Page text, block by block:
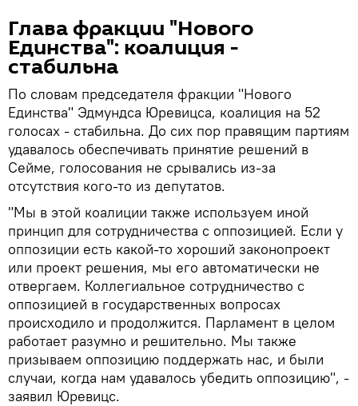
Глава фракции "Нового
Единства": коалиция -
стабильна
По словам председателя фракции "Нового
Единства" Эдмундса Юревицса, коалиция на 52
голосах - стабильна. До сих пор правящим партиям
удавалось обеспечивать принятие решений в
Сейме, голосования не срывались из-за
отсутствия кого-то из депутатов.
"Мы в этой коалиции также используем иной
принцип для сотрудничества с оппозицией. Если у
оппозиции есть какой-то хороший законопроект
или проект решения, мы его автоматически не
отвергаем. Коллегиальное сотрудничество с
оппозицией в государственных вопросах
происходило и продолжится. Парламент в целом
работает разумно и решительно. Мы также
призываем оппозицию поддержать нас, и были
случаи, когда нам удавалось убедить оппозицию", -
заявил Юревицс.